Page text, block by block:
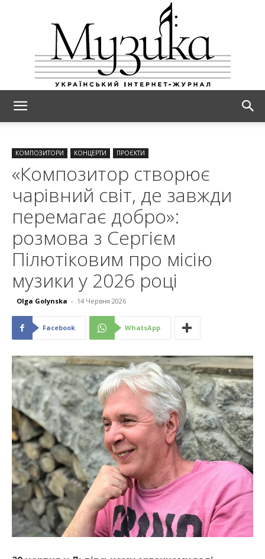
КОМПОЗИТОРИ КОНЦЕРТИ ПРОЄКТИ
«Композитор створює
чарівний світ, де завжди
перемагає добро»:
розмова з Сергієм
Пілютіковим про місію
музики у 2026 році
Olga Golynska - 14 Червня 2026
Facebook WhatsApp